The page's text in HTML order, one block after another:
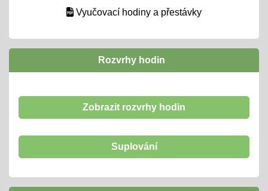
Vyučovací hodiny a přestávky
Rozvrhy hodin
Zobrazit rozvrhy hodin
Suplování